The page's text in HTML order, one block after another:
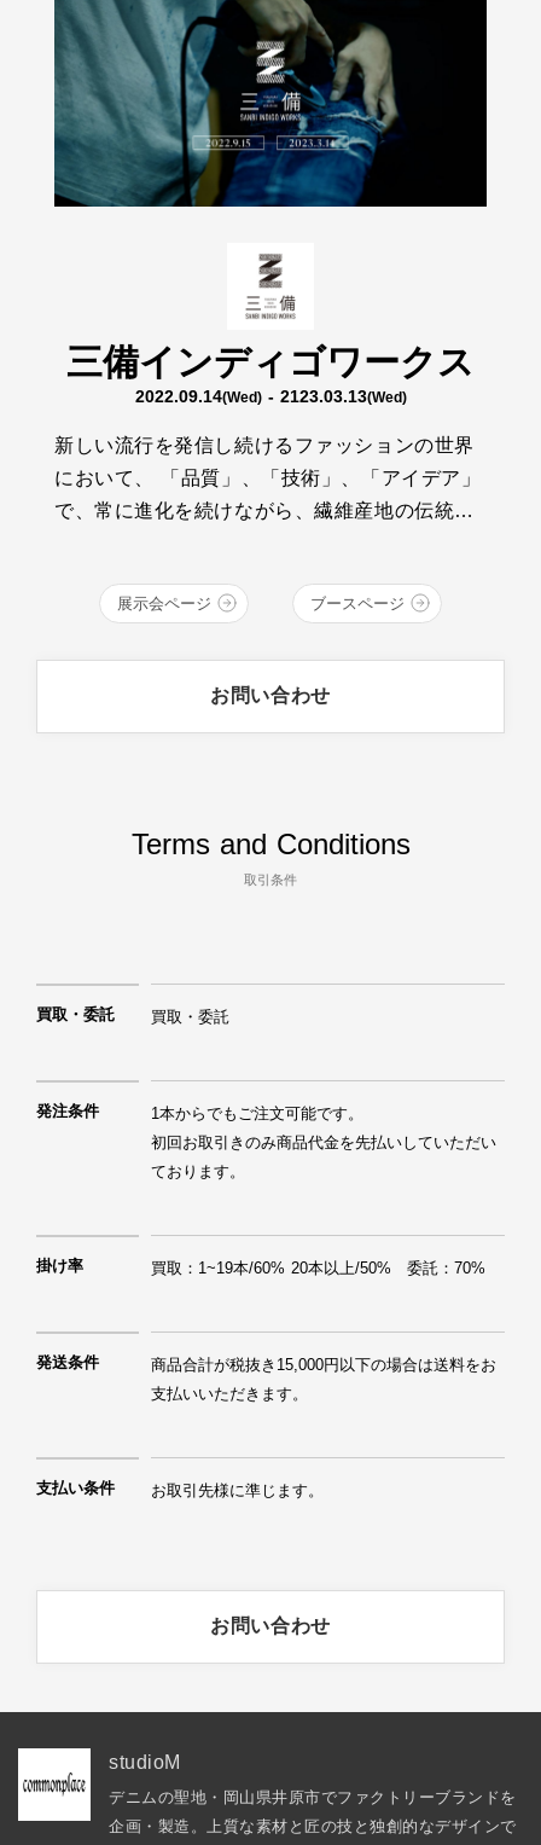
三備インディゴワークス
2022.09.14(Wed)- 2123.03.13(Wed)
新しい流行を発信し続けるファッションの世界
において、 「品質」、「技術」、「アイデア」
で、常に進化を続けながら、繊維産地の伝統と
BLUEの中で輝いています。 デニム・繊維の産
展示会ページ ブースページ
お問い合わせ
Terms and Conditions
取引条件
買取・委託 買取・委託
発注条件
1本からでもご注文可能です。
初回お取引きのみ商品代金を先払いしていただい
ております。
掛け率 買取：1~19本/60% 20本以上/50%　委託：70%
発送条件
商品合計が税抜き15,000円以下の場合は送料をお
支払いいただきます。
支払い条件 お取引先様に準じます。
お問い合わせ
studioM
デニムの聖地・岡山県井原市でファクトリーブランドを
企画・製造。上質な素材と匠の技と独創的なデザインで